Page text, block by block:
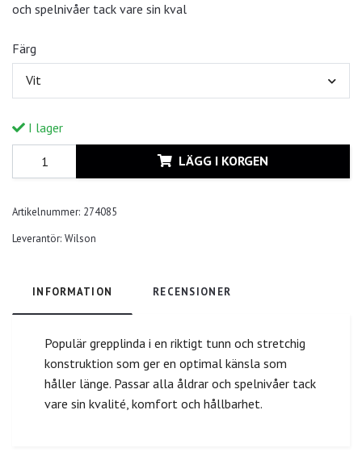
och spelnivåer tack vare sin kval
Färg
Vit
I lager
LÄGG I KORGEN
Artikelnummer: 274085
Leverantör: Wilson
INFORMATION RECENSIONER
Populär grepplinda i en riktigt tunn och stretchig
konstruktion som ger en optimal känsla som
håller länge. Passar alla åldrar och spelnivåer tack
vare sin kvalité, komfort och hållbarhet.